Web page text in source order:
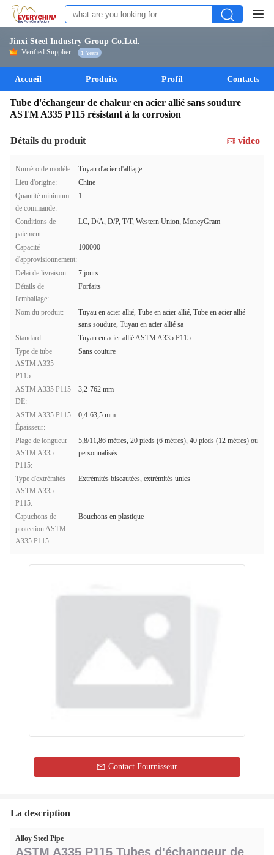
Jinxi Steel Industry Group Co.Ltd.
Verified Supplier 1 Years
Accueil Produits Profil Contacts
Tube d'échangeur de chaleur en acier allié sans soudure
ASTM A335 P115 résistant à la corrosion
Détails du produit video
Numéro de modèle:
Tuyau d'acier d'alliage
Lieu d'origine:
Chine
Quantité minimum
de commande:
1
Conditions de
paiement:
LC, D/A, D/P, T/T, Western Union, MoneyGram
Capacité
d'approvisionnement:
100000
Délai de livraison:
7 jours
Détails de
l'emballage:
Forfaits
Nom du produit:
Tuyau en acier allié, Tube en acier allié, Tube en acier allié
sans soudure, Tuyau en acier allié sa
Standard:
Tuyau en acier allié ASTM A335 P115
Type de tube
ASTM A335
P115:
Sans couture
ASTM A335 P115
DE:
3,2-762 mm
ASTM A335 P115
Épaisseur:
0,4-63,5 mm
Plage de longueur
ASTM A335
P115:
5,8/11,86 mètres, 20 pieds (6 mètres), 40 pieds (12 mètres) ou
personnalisés
Type d'extrémités
ASTM A335
P115:
Extrémités biseautées, extrémités unies
Capuchons de
protection ASTM
A335 P115:
Bouchons en plastique
Contact Fournisseur
La description
Alloy Steel Pipe
ASTM A335 P115 Tubes d'échangeur de